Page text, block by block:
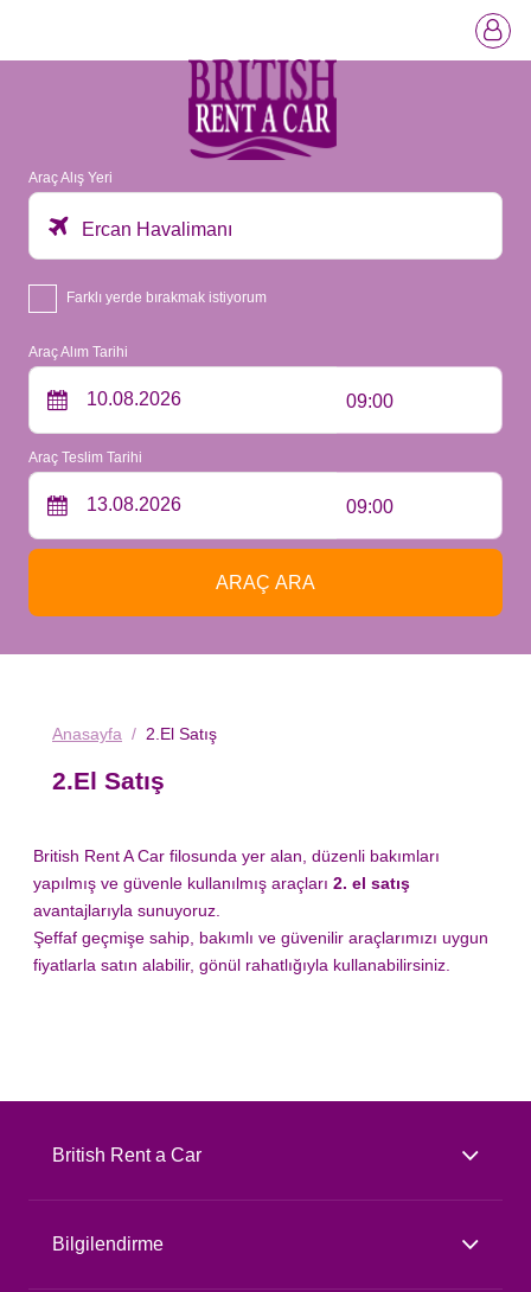
Araç Alış Yeri
Ercan Havalimanı
Farklı yerde bırakmak istiyorum
Araç Alım Tarihi
09:00
Araç Teslim Tarihi
09:00
ARAÇ ARA
Anasayfa 2.El Satış
2.El Satış
British Rent A Car filosunda yer alan, düzenli bakımları
yapılmış ve güvenle kullanılmış araçları 2. el satış
avantajlarıyla sunuyoruz.
Şeffaf geçmişe sahip, bakımlı ve güvenilir araçlarımızı uygun
fiyatlarla satın alabilir, gönül rahatlığıyla kullanabilirsiniz.
British Rent a Car
Bilgilendirme